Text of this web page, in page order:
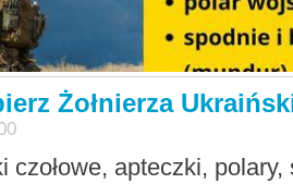
Żołnierza
czołowe, apteczki,